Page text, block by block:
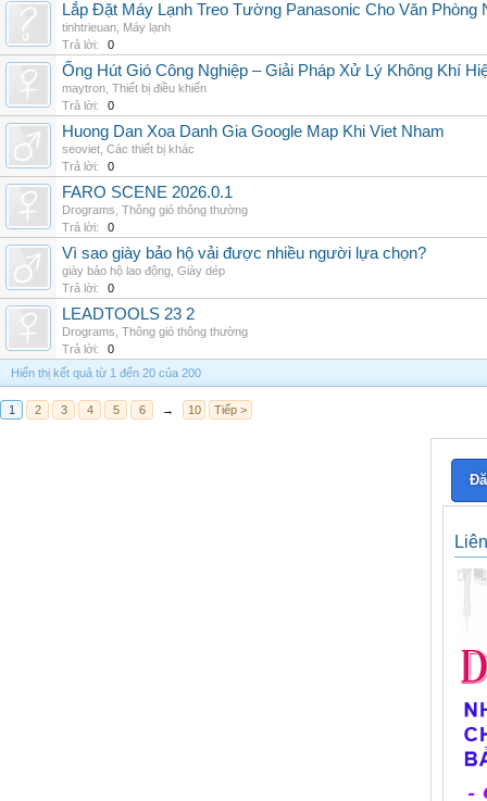
Lắp Đặt Máy Lạnh Treo Tường Panasonic Cho Văn Phòng
tinhtrieuan Máy lạnh
Trả lời:
0
Ống Hút Gió Công Nghiệp – Giải Pháp Xử Lý Không Khí
maytron Thiết bị điều khiển
Trả lời:
0
Huong Dan Xoa Danh Gia Google Map Khi Viet Nham
seoviet Các thiết bị khác
Trả lời:
0
FARO SCENE 2026.0.1
Drograms Thông gió thông thường
Trả lời:
0
Vì sao giày bảo hộ vải được nhiều người lựa chọn?
giày bảo hộ lao động Giày dép
Trả lời:
0
LEADTOOLS 23 2
Drograms Thông gió thông thường
Trả lời:
0
Hiển thị kết quả từ 1 đến 20 của 200
1 2 3 4 5 6 → 10 Tiếp >